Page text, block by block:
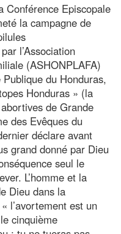
Conférence Episcopale
la campagne de
l’Association
(ASHONPLAFA)
du Honduras,
Honduras » (la
de Grande
des Evêques du
déclare avant
grand donné par Dieu
seul le
L’homme et la
Dieu dans la
l’avortement est un
cinquième